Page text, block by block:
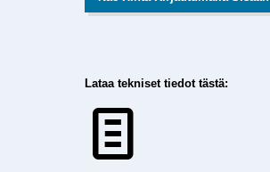
Lataa tekniset tiedot tästä: